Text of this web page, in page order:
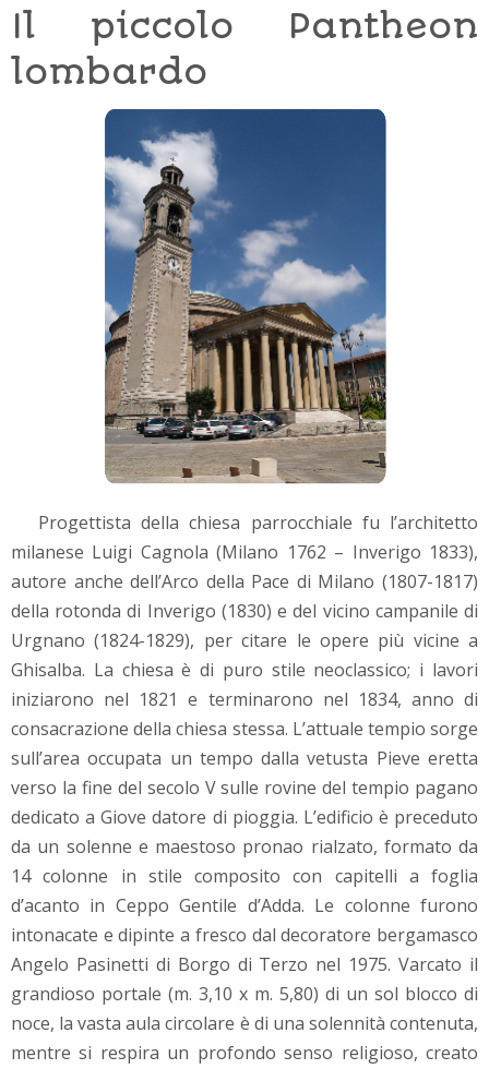
Il piccolo Pantheon
lombardo
Progettista della chiesa parrocchiale fu l’architetto
milanese Luigi Cagnola (Milano 1762 – Inverigo 1833),
autore anche dell’Arco della Pace di Milano (1807-1817)
della rotonda di Inverigo (1830) e del vicino campanile di
Urgnano (1824-1829), per citare le opere più vicine a
Ghisalba. La chiesa è di puro stile neoclassico; i lavori
iniziarono nel 1821 e terminarono nel 1834, anno di
consacrazione della chiesa stessa. L’attuale tempio sorge
sull’area occupata un tempo dalla vetusta Pieve eretta
verso la fine del secolo V sulle rovine del tempio pagano
dedicato a Giove datore di pioggia. L’edificio è preceduto
da un solenne e maestoso pronao rialzato, formato da
14 colonne in stile composito con capitelli a foglia
d’acanto in Ceppo Gentile d’Adda. Le colonne furono
intonacate e dipinte a fresco dal decoratore bergamasco
Angelo Pasinetti di Borgo di Terzo nel 1975. Varcato il
grandioso portale (m. 3,10 x m. 5,80) di un sol blocco di
noce, la vasta aula circolare è di una solennità contenuta,
mentre si respira un profondo senso religioso, creato